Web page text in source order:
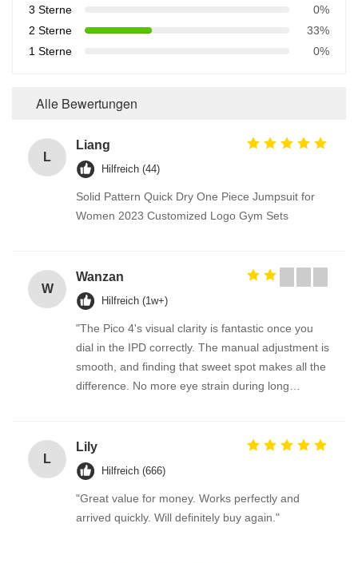
3 Sterne
0%
2 Sterne
33%
1 Sterne
0%
Alle Bewertungen
L
Liang
Hilfreich (44)
Solid Pattern Quick Dry One Piece Jumpsuit for
Women 2023 Customized Logo Gym Sets
W
Wanzan
Hilfreich (1w+)
"The Pico 4's visual clarity is fantastic once you
dial in the IPD correctly. The manual adjustment is
smooth, and finding that sweet spot makes all the
difference. No more eye strain during long
fantastic once you dial in the IPD correctly. The
manual adjustment is smooth, and finding that
sweet spot makes all the difference. No more eye
strain during long sessions. Highly recommend
taking the time to set it up properly!""The Pico 4's
L
Lily
Hilfreich (666)
"Great value for money. Works perfectly and
arrived quickly. Will definitely buy again."